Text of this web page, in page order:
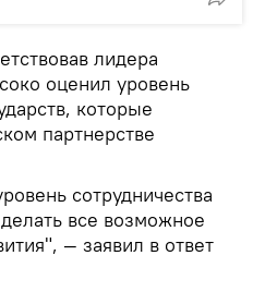
лидера
оценил уровень
которые
партнерстве
сотрудничества
все возможное
— заявил в ответ